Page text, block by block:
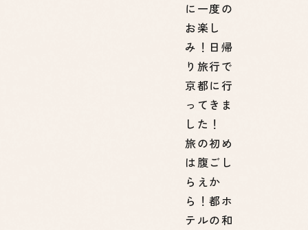
に一度の
お楽し
み！日帰
り旅行で
京都に行
ってきま
した！
旅の初め
は腹ごし
らえか
ら！都ホ
テルの和